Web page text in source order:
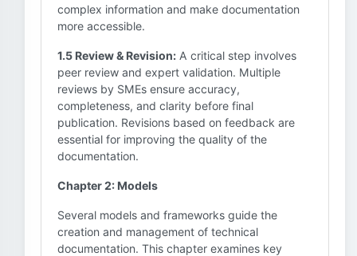
complex information and make documentation
more accessible.
1.5 Review & Revision: A critical step involves
peer review and expert validation. Multiple
reviews by SMEs ensure accuracy,
completeness, and clarity before final
publication. Revisions based on feedback are
essential for improving the quality of the
documentation.
Chapter 2: Models
Several models and frameworks guide the
creation and management of technical
documentation. This chapter examines key